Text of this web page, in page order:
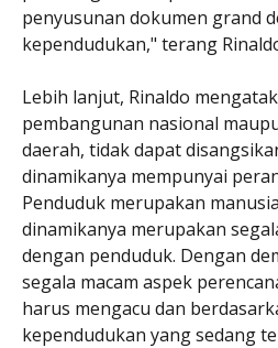
penyusunan dokumen grand
kependudukan," terang
Lebih lanjut, Rinaldo
pembangunan nasional
daerah, tidak dapat
dinamikanya mempunyai
Penduduk merupakan
dinamikanya merupakan
dengan penduduk. Dengan
segala macam aspek
harus mengacu dan
kependudukan yang sedang